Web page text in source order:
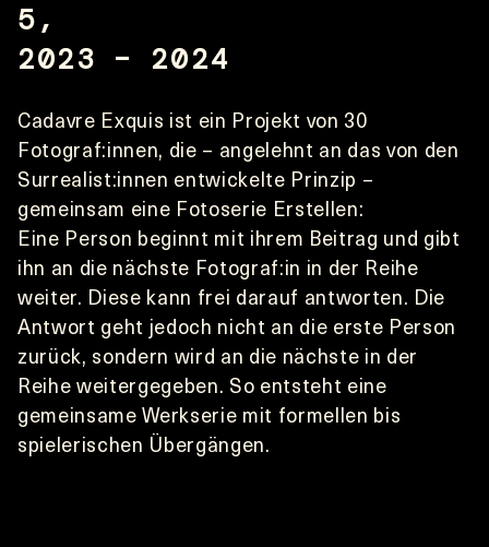
5,
2023 – 2024
Cadavre Exquis ist ein Projekt von 30
Fotograf:innen, die – angelehnt an das von den
Surrealist:innen entwickelte Prinzip –
gemeinsam eine Fotoserie Erstellen:
Eine Person beginnt mit ihrem Beitrag und gibt
ihn an die nächste Fotograf:in in der Reihe
weiter. Diese kann frei darauf antworten. Die
Antwort geht jedoch nicht an die erste Person
zurück, sondern wird an die nächste in der
Reihe weitergegeben. So entsteht eine
gemeinsame Werkserie mit formellen bis
spielerischen Übergängen.